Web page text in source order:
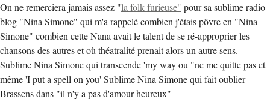
On ne remerciera jamais assez "la folk furieuse" pour sa sublime radio
blog "Nina Simone" qui m'a rappelé combien j'étais pôvre en "Nina
Simone" combien cette Nana avait le talent de se ré-approprier les
chansons des autres et où théatralité prenait alors un autre sens.
Sublime Nina Simone qui transcende 'my way ou "ne me quitte pas et
même 'I put a spell on you' Sublime Nina Simone qui fait oublier
Brassens dans "il n'y a pas d'amour heureux"